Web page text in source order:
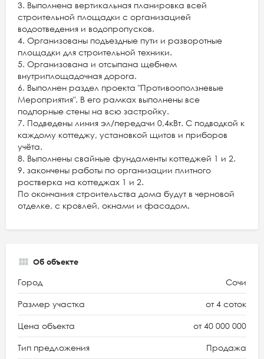
3. Выполнена вертикальная планировка всей
строительной площадки с организацией
водоотведения и водопропусков.
4. Организованы подъездные пути и разворотные
площадки для строительной техники.
5. Организована и отсыпана щебнем
внутриплощадочная дорога.
6. Выполнен раздел проекта "Противооползневые
Мероприятия". В его рамках выполнены все
подпорные стены на всю застройку.
7. Подведены линия эл/передачи 0,4кВт. С подводкой к
каждому коттеджу, установкой щитов и приборов
учёта.
8. Выполнены свайные фундаменты коттеджей 1 и 2.
9. закончены работы по организации плитного
ростверка на коттеджах 1 и 2.
По окончания строительства дома будут в черновой
отделке, с кровлей, окнами и фасадом.
Об объекте
Город Сочи
Размер участка от 4 соток
Цена объекта от 40 000 000
Тип предложения Продажа